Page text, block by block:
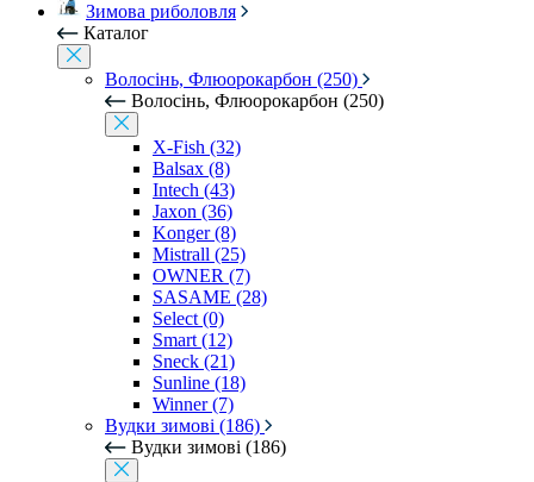
Зимова риболовля
Каталог
Волосінь, Флюорокарбон (250)
Волосінь, Флюорокарбон (250)
X-Fish (32)
Balsax (8)
Intech (43)
Jaxon (36)
Konger (8)
Mistrall (25)
OWNER (7)
SASAME (28)
Select (0)
Smart (12)
Sneck (21)
Sunline (18)
Winner (7)
Вудки зимові (186)
Вудки зимові (186)